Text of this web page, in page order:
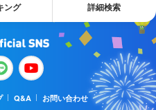
ング 詳細検索
Q&A
お問い合わせ